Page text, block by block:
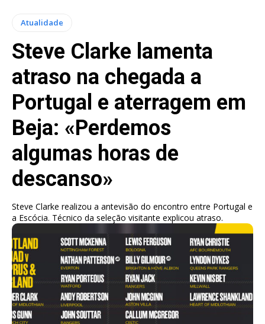
Atualidade
Steve Clarke lamenta
atraso na chegada a
Portugal e aterragem em
Beja: «Perdemos
algumas horas de
descanso»
Steve Clarke realizou a antevisão do encontro entre Portugal e
a Escócia. Técnico da seleção visitante explicou atraso.